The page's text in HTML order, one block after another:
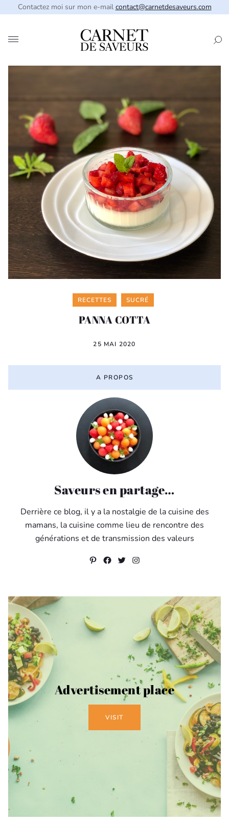
Contactez moi sur mon e-mail contact@carnetdesaveurs.com
Categories
RECETTES SUCRÉ
PANNA COTTA
25 MAI 2020
A PROPOS
Saveurs en partage…
Derrière ce blog, il y a la nostalgie de la cuisine des
mamans, la cuisine comme lieu de rencontre des
générations et de transmission des valeurs
Pinterest
Facebook
Twitter
Instagram
Advertisement place
VISIT